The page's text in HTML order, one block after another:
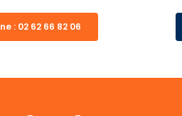
: 02 62 66 82 06